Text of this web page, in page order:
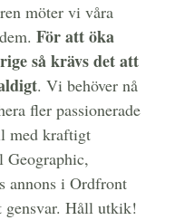
möter vi våra
För att öka
så krävs det att
. Vi behöver nå
fler passionerade
med kraftigt
Geographic,
annons i Ordfront
gensvar. Håll utkik!